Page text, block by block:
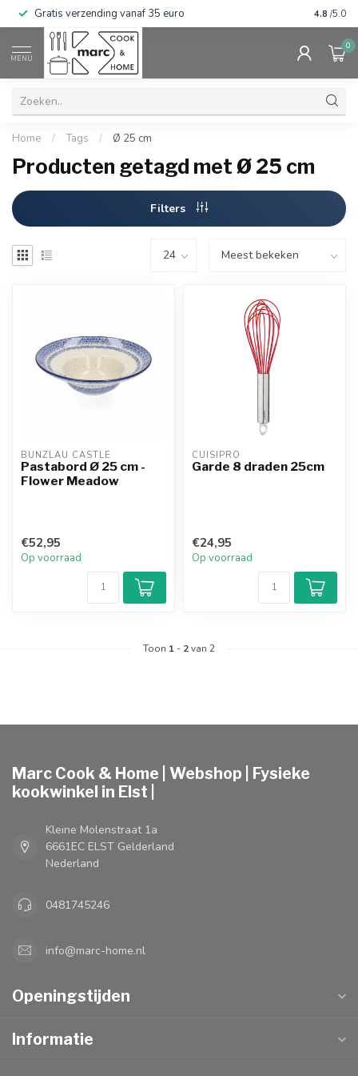
Gratis verzending vanaf 35 euro 4.8 /5.0
MENU
0
Home / Tags / Ø 25 cm
Producten getagd met Ø 25 cm
Filters
BUNZLAU CASTLE
Pastabord Ø 25 cm -
Flower Meadow
€52,95
Op voorraad
CUISIPRO
Garde 8 draden 25cm
€24,95
Op voorraad
Toon 1 - 2van 2
Marc Cook & Home | Webshop | Fysieke
kookwinkel in Elst |
Kleine Molenstraat 1a
6661EC ELST Gelderland
Nederland
0481745246
info@marc-home.nl
Openingstijden
Informatie